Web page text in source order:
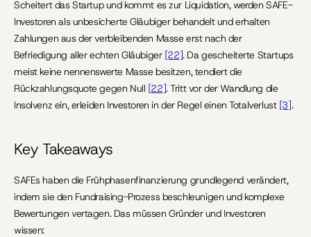
Scheitert das Startup und kommt es zur Liquidation, werden SAFE-
Investoren als unbesicherte Gläubiger behandelt und erhalten
Zahlungen aus der verbleibenden Masse erst nach der
Befriedigung aller echten Gläubiger [22]. Da gescheiterte Startups
meist keine nennenswerte Masse besitzen, tendiert die
Rückzahlungsquote gegen Null [22]. Tritt vor der Wandlung die
Insolvenz ein, erleiden Investoren in der Regel einen Totalverlust [3].
Key Takeaways
SAFEs haben die Frühphasenfinanzierung grundlegend verändert,
indem sie den Fundraising-Prozess beschleunigen und komplexe
Bewertungen vertagen. Das müssen Gründer und Investoren
wissen: